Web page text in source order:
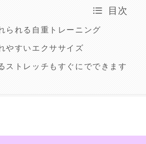
目次
られる自重トレーニング
やすいエクササイズ
ストレッチもすぐにでできます